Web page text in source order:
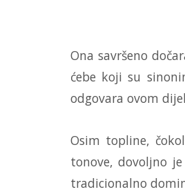
Ona savršeno
ćebe koji su
odgovara ovom
Osim topline,
tonove, dovoljno
tradicionalno